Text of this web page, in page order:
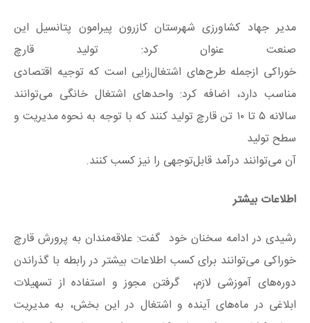
مدیر جهاد کشاورزی شهرستان کازرون پیرامون پتانسیل این
صنعت عنوان کرد: تولید قارچ
خوراکی ازجمله طرح‌های اشتغال‌زایی است که توجیه اقتصادی
مناسب دارد، اضافه کرد: واحدهای اشتغال خانگی می‌توانند
سالانه ۵تا۱۰ تن قارچ تولید کنند که با توجه به نحوه مدیریت و
سطح تولید
آن می‌توانند درآمد قابل‌توجهی را نیز کسب کنند.
اطلاعات بیشتر
رشیدی در ادامه سخنان خود گفت: علاقه‌مندان به پرورش قارچ
خوراکی می‌توانند برای کسب اطلاعات بیشتر در رابطه با گذراندن
دوره‌های آموزشی لازم، گرفتن مجوز و استفاده از تسهیلات
ابلاغی در ماه‌های آینده و اشتغال در این بخش، به مدیریت